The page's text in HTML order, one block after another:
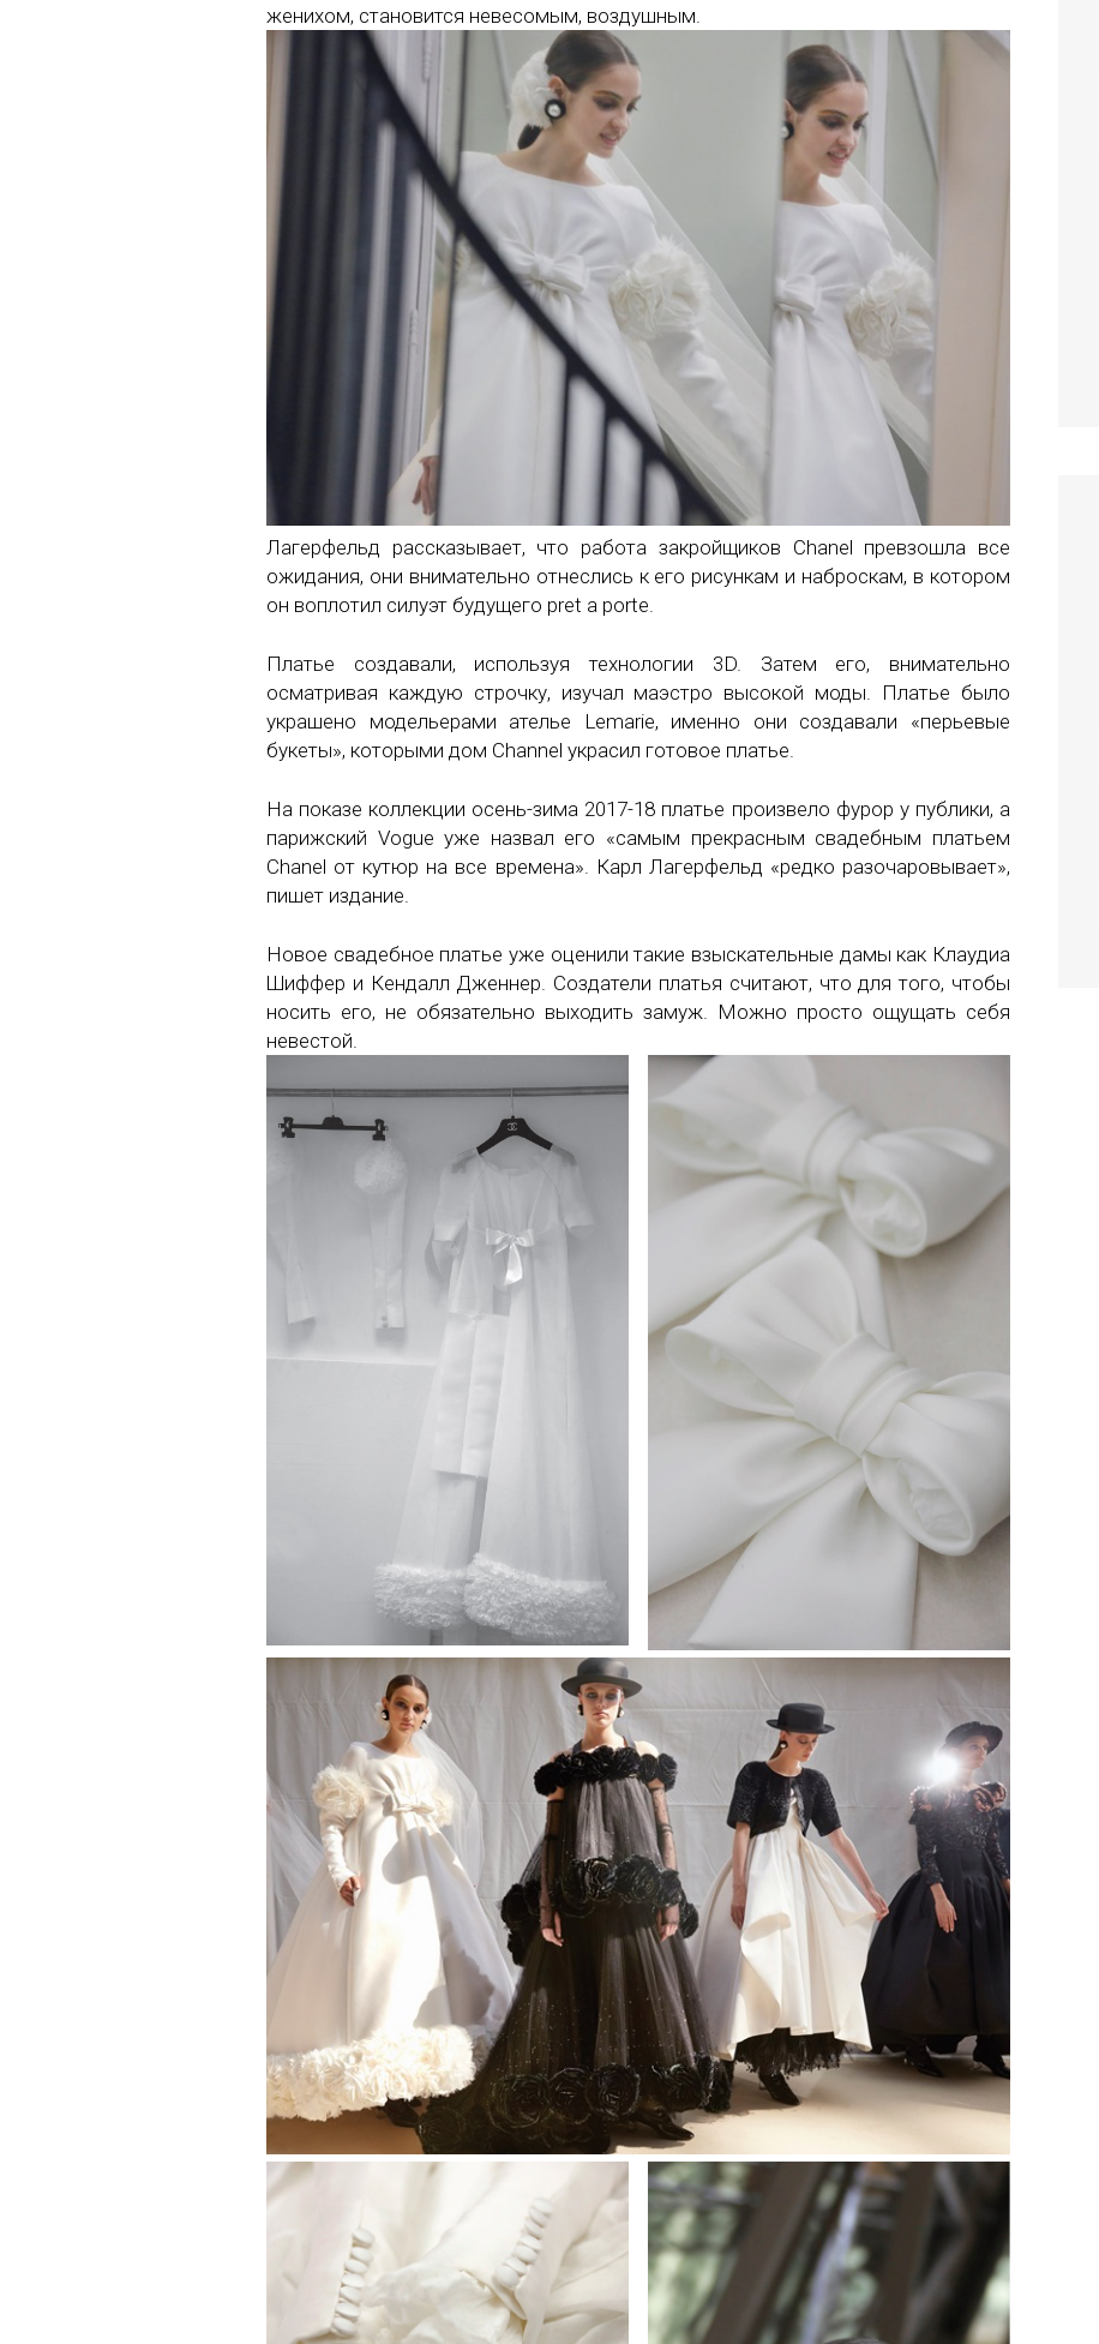
женихом, становится невесомым, воздушным.
Лагерфельд рассказывает, что работа закройщиков Chanel превзошла все
ожидания, они внимательно отнеслись к его рисункам и наброскам, в котором
он воплотил силуэт будущего pret a porte.
Платье создавали, используя технологии 3D. Затем его, внимательно
осматривая каждую строчку, изучал маэстро высокой моды. Платье было
украшено модельерами ателье Lemarie, именно они создавали «перьевые
букеты», которыми дом Channel украсил готовое платье.
На показе коллекции осень-зима 2017-18 платье произвело фурор у публики, а
парижский Vogue уже назвал его «самым прекрасным свадебным платьем
Chanel от кутюр на все времена». Карл Лагерфельд «редко разочаровывает»,
пишет издание.
Новое свадебное платье уже оценили такие взыскательные дамы как Клаудиа
Шиффер и Кендалл Дженнер. Создатели платья считают, что для того, чтобы
носить его, не обязательно выходить замуж. Можно просто ощущать себя
невестой.